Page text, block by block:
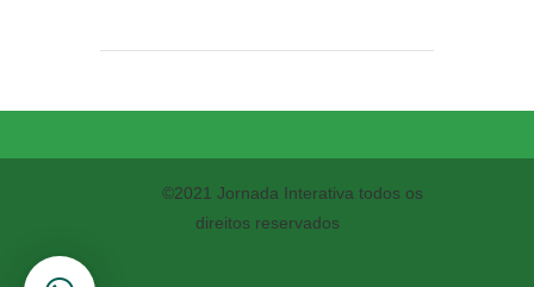
©2021 Jornada Interativa todos os
direitos reservados